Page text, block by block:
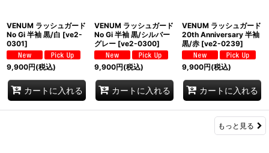
VENUM ラッシュガード
No Gi 半袖 黒/白 [ve2-
0301]
9,900円(税込)
カートに入れる
VENUM ラッシュガード
No Gi 半袖 黒/シルバー
グレー [ve2-0300]
9,900円(税込)
カートに入れる
VENUM ラッシュガード
20th Anniversary 半袖
黒/赤 [ve2-0239]
9,900円(税込)
カートに入れる
もっと見る